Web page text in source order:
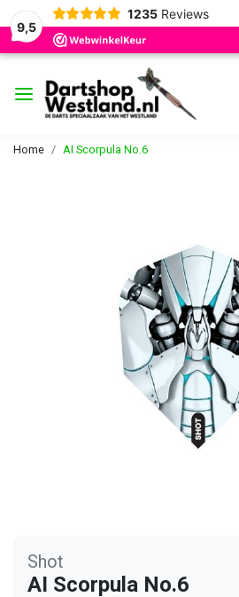
9,5
1235 Reviews
Home AI Scorpula No.6
Shot
AI Scorpula No.6